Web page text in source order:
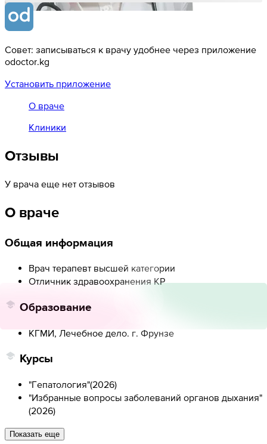
Совет: записываться к врачу удобнее через приложение
odoctor.kg
Установить приложение
О враче
Клиники
Отзывы
У врача еще нет отзывов
О враче
Общая информация
Врач терапевт высшей категории
Отличник здравоохранения КР
Образование
КГМИ, Лечебное дело. г. Фрунзе
Курсы
"Гепатология"(2026)
"Избранные вопросы заболеваний органов дыхания"
(2026)
Показать еще